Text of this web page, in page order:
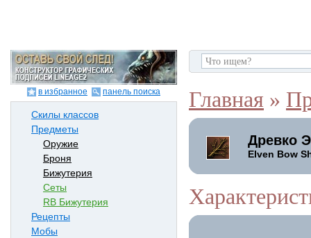
в избранное панель поиска
Скилы классов
Предметы
Оружие
Броня
Бижутерия
Сеты
RB Бижутерия
Рецепты
Мобы
Главная »
Древко
Elven Bow